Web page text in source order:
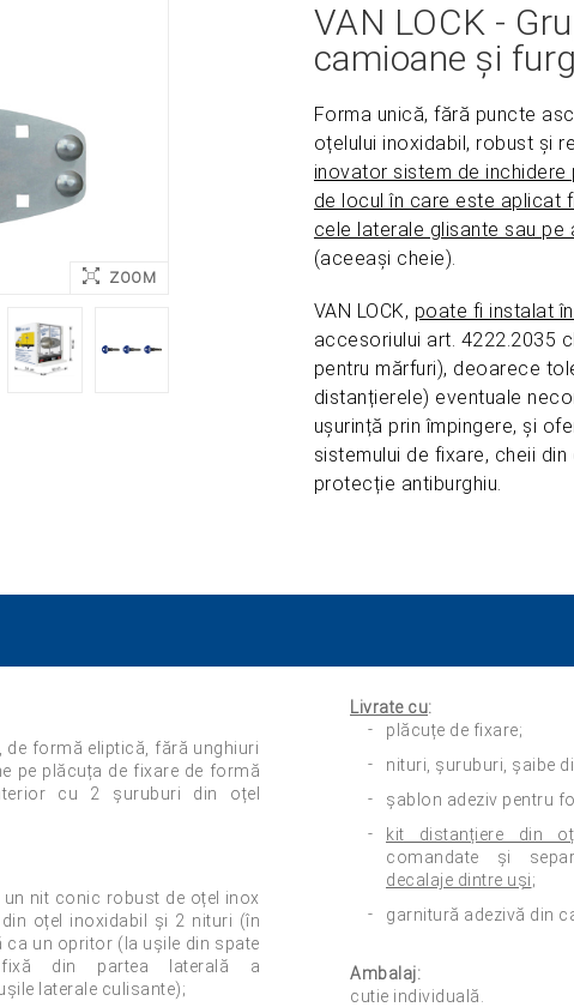
ZOOM
VAN LOCK -
camioane și
Forma unică, fără puncte
oțelului inoxidabil, robust și
inovator sistem de
de locul în care este aplicat
cele laterale glisante sau pe
(aceeași cheie).
VAN LOCK, poate fi instalat
accesoriului art. 4222.2035
pentru mărfuri), deoarece
distanțierele) eventuale
ușurință prin împingere, și
sistemului de fixare, cheii
protecție antiburghiu.
formă eliptică, fără unghiuri
pe plăcuța de fixare de formă
cu 2 șuruburi din oțel
nit conic robust de oțel inox
oțel inoxidabil și 2 nituri (în
ca un opritor (la ușile din spate
din partea laterală a
laterale culisante);
Livrate cu:
plăcuțe de fixare;
nituri, șuruburi, șaibe
șablon adeziv pentru
kit distanțiere din
comandate și
decalaje dintre uși;
garnitură adezivă din
Ambalaj:
cutie individuală.